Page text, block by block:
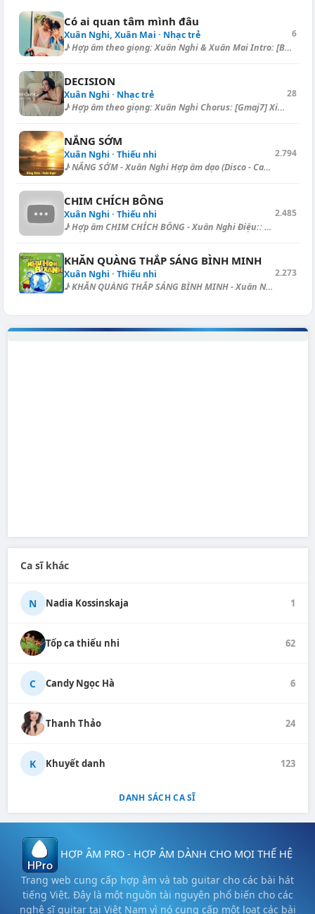
Có ai quan tâm mình đâu
Xuân Nghi, Xuân Mai · Nhạc trẻ
♪ Hợp âm theo giọng: Xuân Nghi & Xuân Mai Intro: [B] [B7] [Bsus4] [B...
6
DECISION
Xuân Nghi · Nhạc trẻ
♪ Hợp âm theo giọng: Xuân Nghi Chorus: [Gmaj7] Xin đừng níu kéo thêm [As...
28
NẮNG SỚM
Xuân Nghi · Thiếu nhi
♪ NẮNG SỚM - Xuân Nghi Hợp âm dạo (Disco - Capo I.): [D] | [Bm] | [Em] |...
2.794
CHIM CHÍCH BÔNG
Xuân Nghi · Thiếu nhi
♪ Hợp âm CHIM CHÍCH BÔNG - Xuân Nghi Điệu:: Blues Chim chích [C] bông, b...
2.485
KHĂN QUÀNG THẮP SÁNG BÌNH MINH
Xuân Nghi · Thiếu nhi
♪ KHĂN QUÀNG THẮP SÁNG BÌNH MINH - Xuân Nghi Điệu: Fox [A] Kìa có con ch...
2.273
Ca sĩ khác
N Nadia Kossinskaja 1
Tốp ca thiếu nhi 62
C Candy Ngọc Hà 6
Thanh Thảo 24
K Khuyết danh 123
DANH SÁCH CA SĨ
HỢP ÂM PRO - HỢP ÂM DÀNH CHO MỌI THẾ HỆ
Trang web cung cấp hợp âm và tab guitar cho các bài hát
tiếng Việt. Đây là một nguồn tài nguyên phổ biến cho các
nghệ sĩ guitar tại Việt Nam vì nó cung cấp một loạt các bài